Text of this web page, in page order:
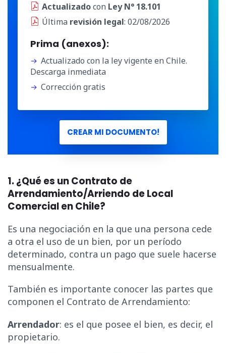
Actualizadocon Ley N° 18.101
Última revisión legal: 02/08/2026
Prima (anexos):
Actualizado con la ley vigente en Chile.
Descarga inmediata
Corrección gratis
CREAR MI DOCUMENTO!
1. ¿Qué es un Contrato de
Arrendamiento/Arriendo de Local
Comercial en Chile?
Es una negociación en la que una persona cede
a otra el uso de un bien, por un período
determinado, contra un pago que suele hacerse
mensualmente.
También es importante conocer las partes que
componen el Contrato de Arrendamiento:
Arrendador: es el que posee el bien, es decir, el
propietario.